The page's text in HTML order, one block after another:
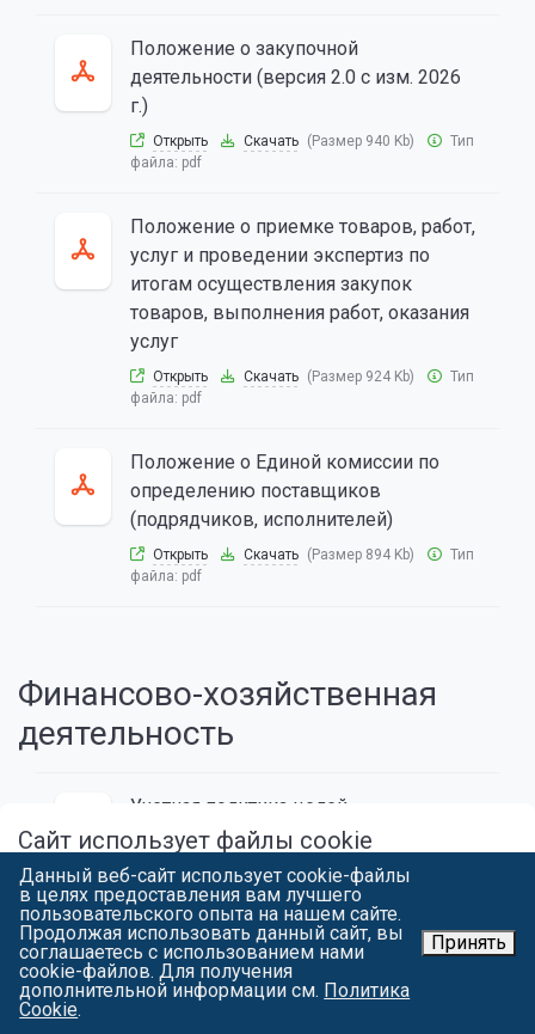
Положение о закупочной
деятельности (версия 2.0 с изм. 2026
г.)
Открыть Скачать (Размер 940 Kb)
Тип
файла: pdf
Положение о приемке товаров, работ,
услуг и проведении экспертиз по
итогам осуществления закупок
товаров, выполнения работ, оказания
услуг
Открыть Скачать (Размер 924 Kb)
Тип
файла: pdf
Положение о Единой комиссии по
определению поставщиков
(подрядчиков, исполнителей)
Открыть Скачать (Размер 894 Kb)
Тип
файла: pdf
Финансово-хозяйственная
деятельность
Учетная политика целей
бухгалтерского учета на 2026 год
Открыть Скачать (Размер 24547 Kb)
Тип файла:pdf
Положение о представительских
расходах
Сайт использует файлы cookie
Продолжая работу с spbgau.ru, вы подтверждаете использование
сайтом cookie вашего браузера с целью улучшить предложения и
сервис на основе ваших предпочтений и интересов. Вы можете
ознакомитьсяс условиями и принципами их обработки. Вы можете
запретить сохранение cookie в настройках своего браузера.
Я СОГЛАСЕН
Данный веб-сайт использует cookie-файлы
в целях предоставления вам лучшего
пользовательского опыта на нашем сайте.
Продолжая использовать данный сайт, вы
соглашаетесь с использованием нами
cookie-файлов. Для получения
дополнительной информации см. Политика
Cookie.
Принять